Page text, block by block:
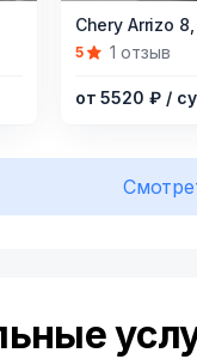
Item
21
Chery Arrizo 8,
5 1 отзыв
от 5520 ₽ /